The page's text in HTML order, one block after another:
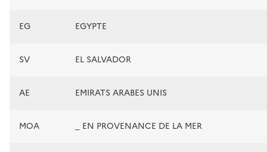
EG EGYPTE
SV EL SALVADOR
AE EMIRATS ARABES UNIS
MOA _ EN PROVENANCE DE LA MER